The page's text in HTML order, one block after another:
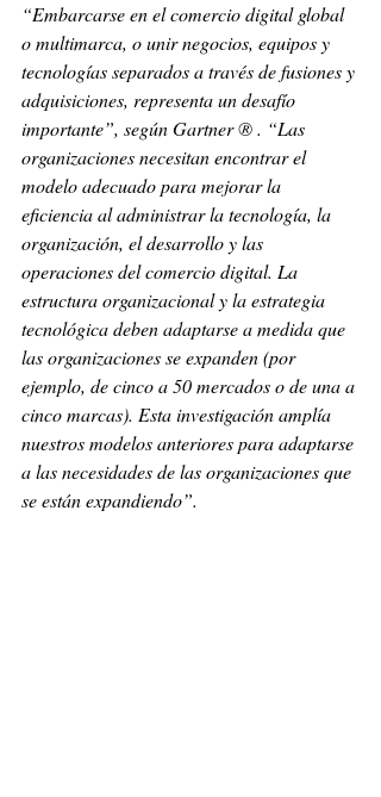
“Embarcarse en el comercio digital global
o multimarca, o unir negocios, equipos y
tecnologías separados a través de fusiones y
adquisiciones, representa un desafío
importante”, según Gartner ® . “Las
organizaciones necesitan encontrar el
modelo adecuado para mejorar la
eficiencia al administrar la tecnología, la
organización, el desarrollo y las
operaciones del comercio digital. La
estructura organizacional y la estrategia
tecnológica deben adaptarse a medida que
las organizaciones se expanden (por
ejemplo, de cinco a 50 mercados o de una a
cinco marcas). Esta investigación amplía
nuestros modelos anteriores para adaptarse
a las necesidades de las organizaciones que
se están expandiendo”.